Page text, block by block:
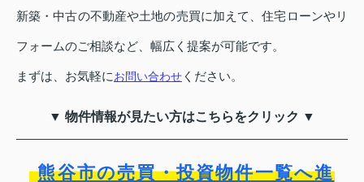
新築・中古の不動産や土地の売買に加えて、住宅ローンやリ
フォームのご相談など、幅広く提案が可能です。
まずは、お気軽にお問い合わせ ください。
▼ 物件情報が見たい方はこちらをクリック ▼
熊谷市の売買・投資物件一覧へ進